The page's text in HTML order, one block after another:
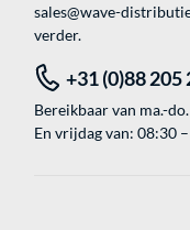
sales@wave-
verder.
+31 (0)88 205
Bereikbaar van ma.-
En vrijdag van: 08:30